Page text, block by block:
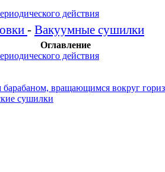
действия
- Вакуумные сушилки
Оглавление
действия
вращающимся вокруг
сушилки